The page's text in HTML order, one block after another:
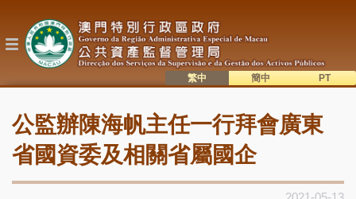
主
目公監辦陳海帆主任一行拜會廣東
省國資委及相關省屬國企